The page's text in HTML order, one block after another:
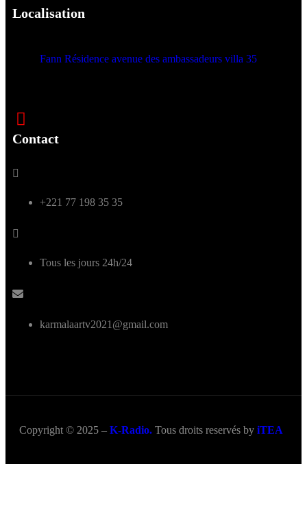
Localisation
Fann Résidence avenue des ambassadeurs villa 35
Contact
+221 77 198 35 35
Tous les jours 24h/24
karmalaartv2021@gmail.com
Copyright © 2025 – K-Radio. Tous droits reservés by iTEA